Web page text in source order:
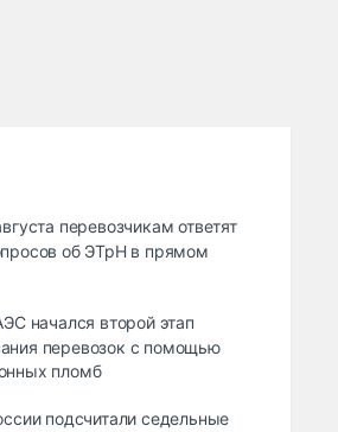
перевозчикам ответят
об ЭТрН в прямом
начался второй этап
перевозок с помощью
пломб
подсчитали седельные